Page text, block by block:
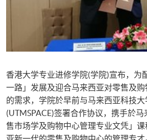
香港大学专业进修学院(学院)宣布，为
一路」发展及迎合马来西亚对零售及
的需求，学院於早前与马来西亚科技
(UTMSPACE)签署合作协议，携手於
售市场学及购物中心管理专业文凭」